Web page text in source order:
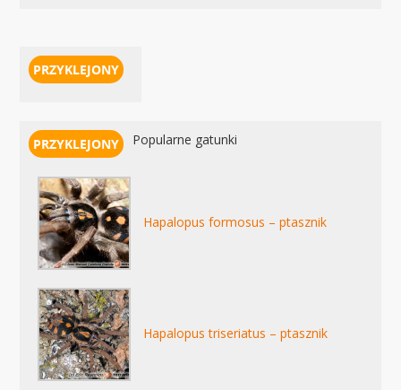
Popularne gatunki
Hapalopus formosus – ptasznik
Hapalopus triseriatus – ptasznik